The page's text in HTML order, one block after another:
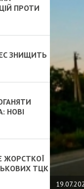
ПРОТИ
ЗНИЩИТЬ
НОВІ
ЖОРСТКОЇ
ТЦК